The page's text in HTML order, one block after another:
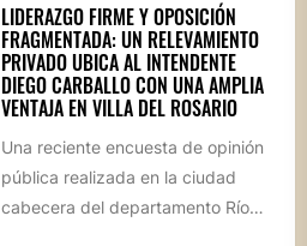
LIDERAZGO FIRME Y OPOSICIÓN
FRAGMENTADA: UN RELEVAMIENTO
PRIVADO UBICA AL INTENDENTE
DIEGO CARBALLO CON UNA AMPLIA
VENTAJA EN VILLA DEL ROSARIO
Una reciente encuesta de opinión
pública realizada en la ciudad
cabecera del departamento Río